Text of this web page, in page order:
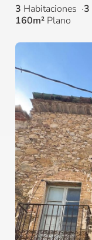
3 Habitaciones 3
160m² Plano